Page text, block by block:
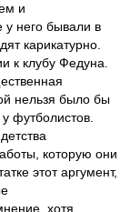
и
у него бывали в
карикатурно.
к клубу Федуна.
нельзя было бы
футболистов.
которую они
этот аргумент,
хотя